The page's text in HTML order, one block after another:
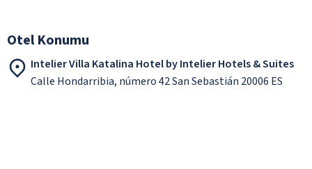
Otel Konumu
Intelier Villa Katalina Hotel by Intelier Hotels & Suites
Calle Hondarribia, número 42 San Sebastián 20006 ES